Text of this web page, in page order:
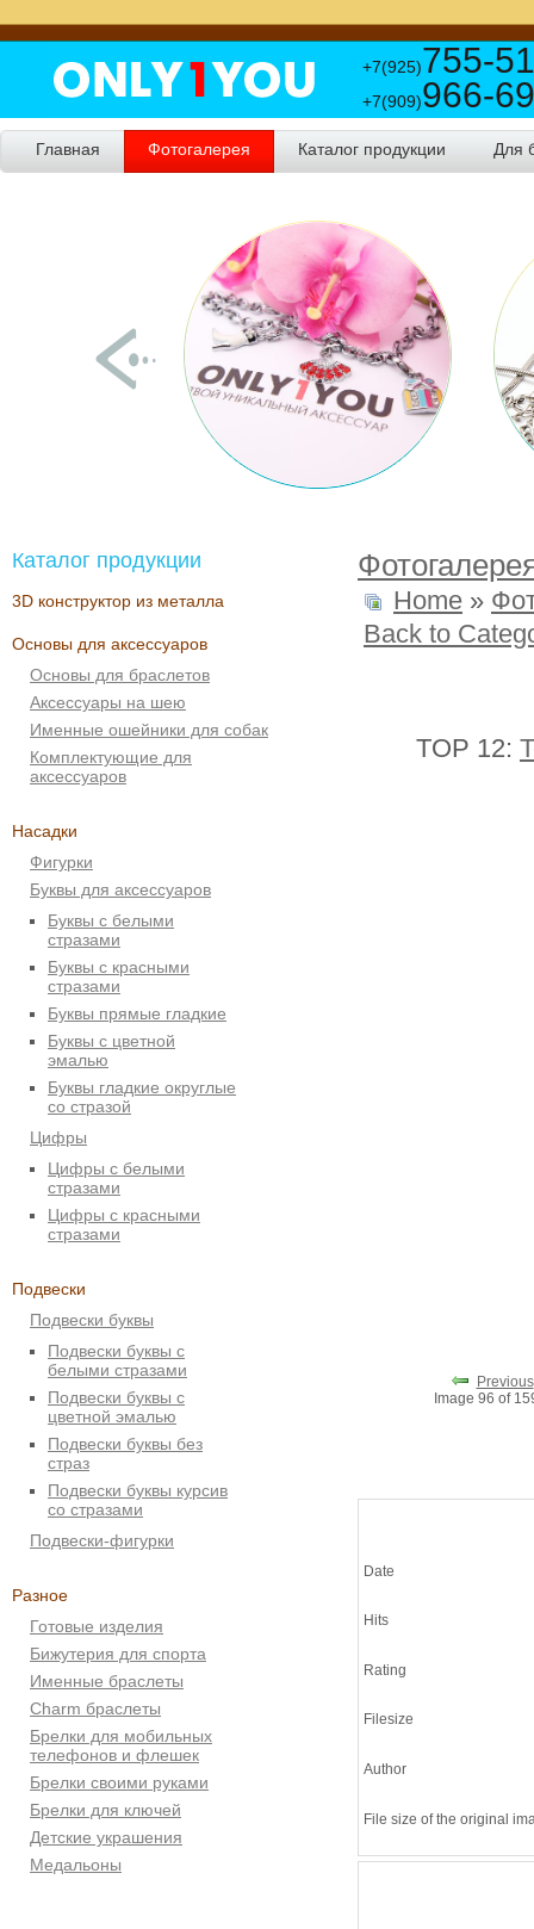
+7(925)755-
+7(909)966-
Главная Фотогалерея Каталог продукции Для
Каталог продукции
3D конструктор из металла
Основы для аксессуаров
Основы для браслетов
Аксессуары на шею
Именные ошейники для собак
Комплектующие для
аксессуаров
Насадки
Фигурки
Буквы для аксессуаров
Буквы с белыми
стразами
Буквы с красными
стразами
Буквы прямые гладкие
Буквы с цветной
эмалью
Буквы гладкие округлые
со стразой
Цифры
Цифры с белыми
стразами
Цифры с красными
стразами
Подвески
Подвески буквы
Подвески буквы с
белыми стразами
Подвески буквы с
цветной эмалью
Подвески буквы без
страз
Подвески буквы курсив
со стразами
Подвески-фигурки
Разное
Готовые изделия
Бижутерия для спорта
Именные браслеты
Charm браслеты
Брелки для мобильных
телефонов и флешек
Брелки своими руками
Брелки для ключей
Детские украшения
Медальоны
Home »
Back to
TOP 12:
Previous
Image 96 of
Date
Hits
Rating
Filesize
Author
File size of the original